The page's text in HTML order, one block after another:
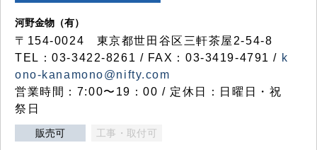
河野金物（有）
〒154-0024 東京都世田谷区三軒茶屋2-54-8
TEL：03-3422-8261 / FAX：03-3419-4791 / k
ono-kanamono@nifty.com
営業時間：7:00〜19：00 / 定休日：日曜日・祝
祭日
販売可 工事・取付可